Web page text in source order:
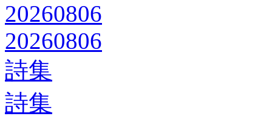
20260806
20260806
詩集
詩集